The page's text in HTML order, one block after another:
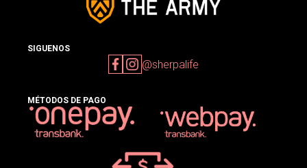
SIGUENOS
@sherpalife
MÉTODOS DE PAGO